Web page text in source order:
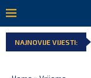
NAJNOVIJE VIJESTI: